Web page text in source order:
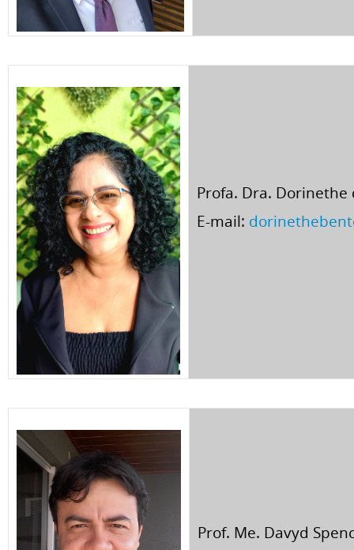
Profa. Dra. Dorinethe
E-mail:
Prof. Me. Davyd